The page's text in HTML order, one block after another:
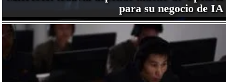
para su negocio de IA